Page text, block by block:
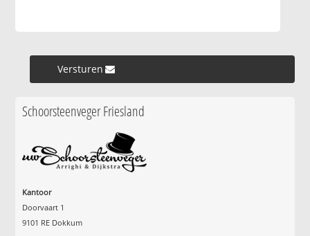
Versturen »
Schoorsteenveger Friesland
Kantoor
Doorvaart 1
9101 RE Dokkum